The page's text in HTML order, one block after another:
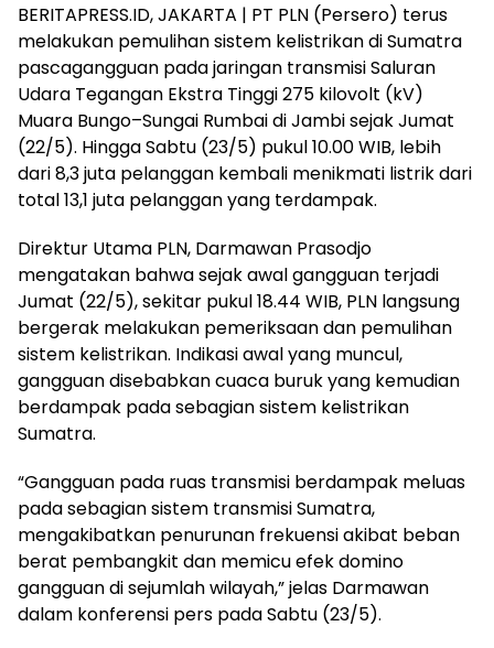
BERITAPRESS.ID, JAKARTA | PT PLN (Persero) terus
melakukan pemulihan sistem kelistrikan di Sumatra
pascagangguan pada jaringan transmisi Saluran
Udara Tegangan Ekstra Tinggi 275 kilovolt (kV)
Muara Bungo–Sungai Rumbai di Jambi sejak Jumat
(22/5). Hingga Sabtu (23/5) pukul 10.00 WIB, lebih
dari 8,3 juta pelanggan kembali menikmati listrik dari
total 13,1 juta pelanggan yang terdampak.
Direktur Utama PLN, Darmawan Prasodjo
mengatakan bahwa sejak awal gangguan terjadi
Jumat (22/5), sekitar pukul 18.44 WIB, PLN langsung
bergerak melakukan pemeriksaan dan pemulihan
sistem kelistrikan. Indikasi awal yang muncul,
gangguan disebabkan cuaca buruk yang kemudian
berdampak pada sebagian sistem kelistrikan
Sumatra.
“Gangguan pada ruas transmisi berdampak meluas
pada sebagian sistem transmisi Sumatra,
mengakibatkan penurunan frekuensi akibat beban
berat pembangkit dan memicu efek domino
gangguan di sejumlah wilayah,” jelas Darmawan
dalam konferensi pers pada Sabtu (23/5).